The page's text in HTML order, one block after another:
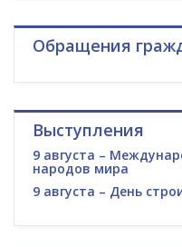
Обращения
Выступления
9 августа –
народов мира
9 августа – День